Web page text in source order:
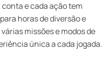
e cada ação tem
horas de diversão e
missões e modos de
única a cada jogada.